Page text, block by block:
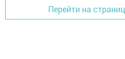
Перейти на